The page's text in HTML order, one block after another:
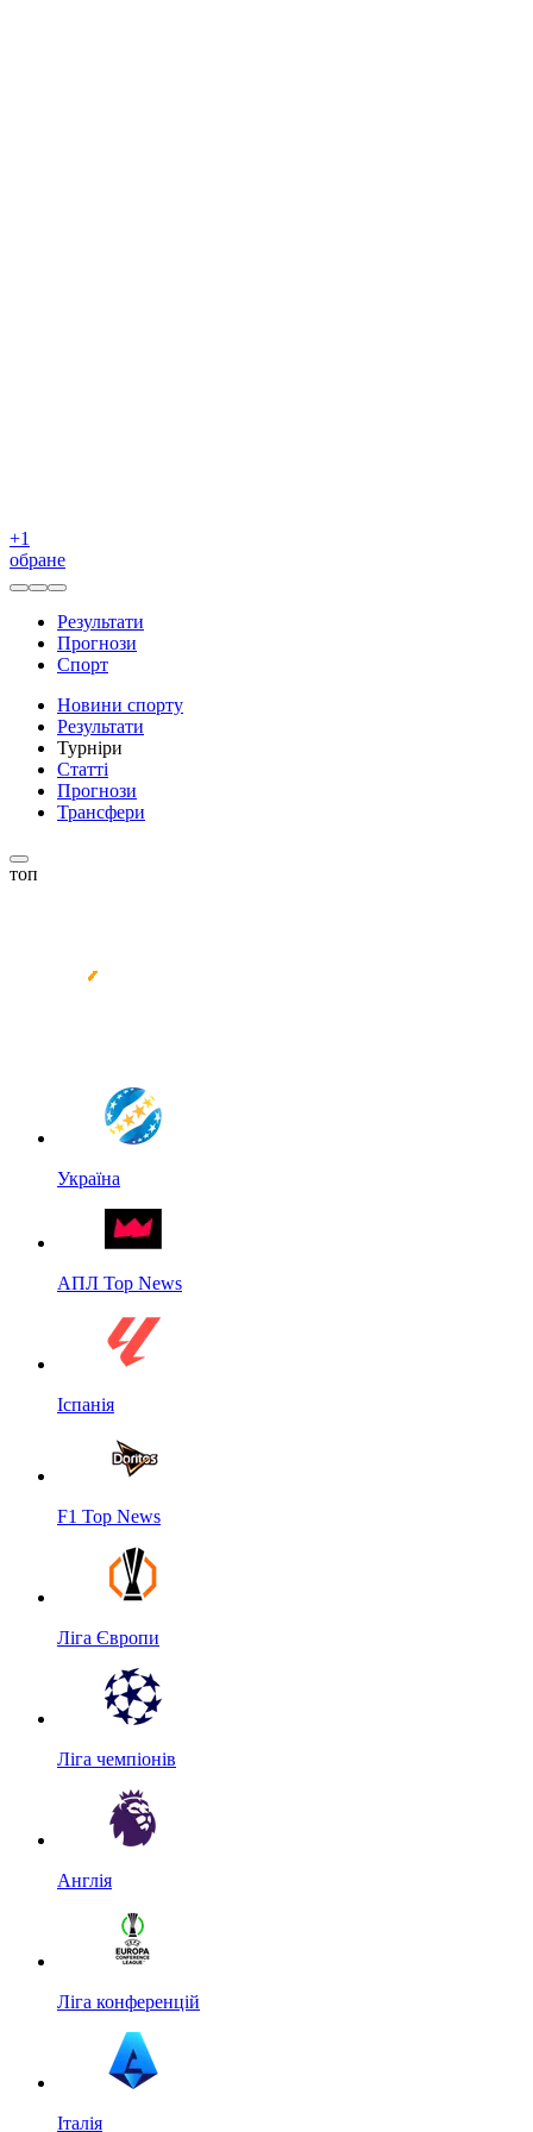
+1
обране
Результати
Прогнози
Спорт
Новини спорту
Результати
Турніри
Статті
Прогнози
Трансфери
топ
Україна
АПЛ Top News
Іспанія
F1 Top News
Ліга Європи
Ліга чемпіонів
Англія
Ліга конференцій
Італія